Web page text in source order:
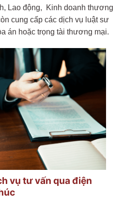
Lao động, Kinh doanh thương
cung cấp các dịch vụ luật sư
án hoặc trọng tài thương mại.
vụ tư vấn qua điện